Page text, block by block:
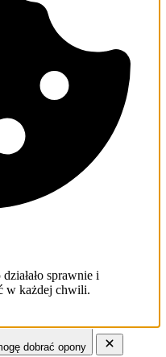
sprawnie i
w każdej chwili.
dobrać opony